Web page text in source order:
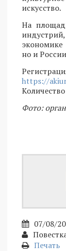
искусство.
На
экономике
но и
https://
Фото:
07/08/
Печать